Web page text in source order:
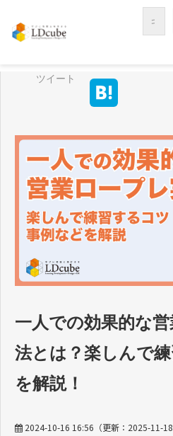
LDcubeが選ば
事例紹
セミナー
資料ダウン
ツイート
一人での効果的な
法とは？楽しんで
を解説！
2024-10-16 16:56 （更新： 2025-11-